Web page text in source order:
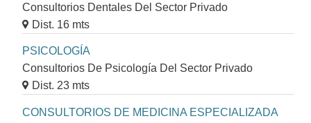
Consultorios Dentales Del Sector Privado
Dist. 16 mts
PSICOLOGÍA
Consultorios De Psicología Del Sector Privado
Dist. 23 mts
CONSULTORIOS DE MEDICINA ESPECIALIZADA